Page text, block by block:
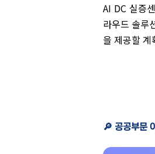
AI DC 실증
라우드 솔루
을 제공할 계
🔎 공공부문